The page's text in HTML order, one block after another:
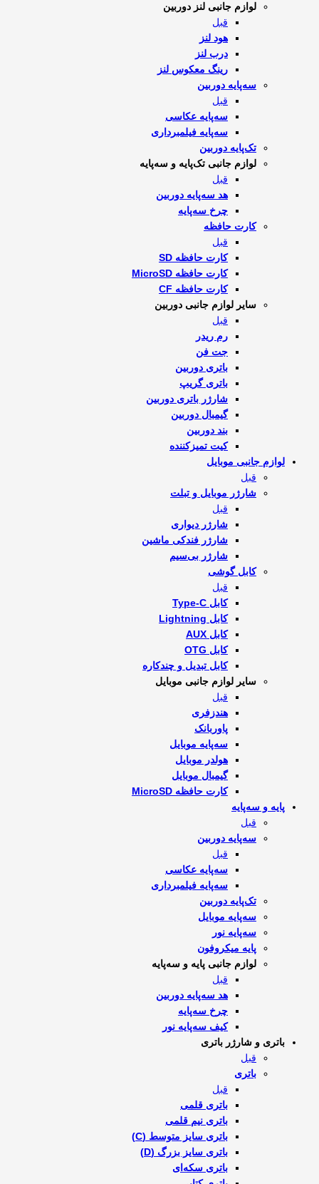
لوازم جانبی لنز دوربین
قبل
هود لنز
درب لنز
رینگ معکوس لنز
سه‌پایه دوربین
قبل
سه‌پایه عکاسی
سه‌پایه فیلمبرداری
تک‌پایه دوربین
لوازم جانبی تک‌پایه و سه‌پایه
قبل
هد سه‌پایه دوربین
چرخ سه‌پایه
کارت حافظه
قبل
کارت حافظه SD
کارت حافظه MicroSD
کارت حافظه CF
سایر لوازم جانبی دوربین
قبل
رم ریدر
جت فن
باتری دوربین
باتری گریپ
شارژر باتری دوربین
گیمبال دوربین
بند دوربین
کیت تمیز‌کننده
لوازم جانبی موبایل
قبل
شارژر موبایل و تبلت
قبل
شارژر دیواری
شارژر فندکی ماشین
شارژر بی‌سیم
کابل گوشی
قبل
کابل Type-C
کابل Lightning
کابل AUX
کابل OTG
کابل تبدیل و چندکاره
سایر لوازم جانبی موبایل
قبل
هندزفری
پاوربانک
سه‌پایه موبایل
هولدر موبایل
گیمبال موبایل
کارت حافظه MicroSD
پایه و سه‌پایه
قبل
سه‌پایه دوربین
قبل
سه‌پایه عکاسی
سه‌پایه فیلمبرداری
تک‌پایه دوربین
سه‌پایه موبایل
سه‌پایه نور
پایه میکروفون
لوازم جانبی پایه و سه‌پایه
قبل
هد سه‌پایه دوربین
چرخ سه‌پایه
کیف سه‌پایه نور
باتری و شارژر باتری
قبل
باتری
قبل
باتری قلمی
باتری نیم قلمی
باتری سایز متوسط (C)
باتری سایز بزرگ (D)
باتری سکه‌ای